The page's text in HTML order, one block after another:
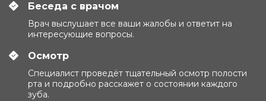
Беседа с врачом
Врач выслушает все ваши жалобы и ответит на
интересующие вопросы.
Осмотр
Специалист проведёт тщательный осмотр полости
рта и подробно расскажет о состоянии каждого
зуба.